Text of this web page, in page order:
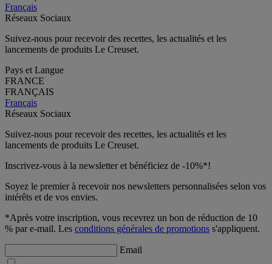
Français
Réseaux Sociaux
Suivez-nous pour recevoir des recettes, les actualités et les
lancements de produits Le Creuset.
Pays et Langue
FRANCE
FRANÇAIS
Français
Réseaux Sociaux
Suivez-nous pour recevoir des recettes, les actualités et les
lancements de produits Le Creuset.
Inscrivez-vous à la newsletter et bénéficiez de -10%*!
Soyez le premier à recevoir nos newsletters personnalisées selon vos
intérêts et de vos envies.
*Après votre inscription, vous recevrez un bon de réduction de 10
% par e-mail. Les conditions générales de promotions s'appliquent.
Email